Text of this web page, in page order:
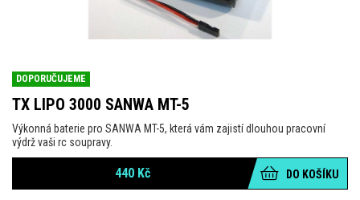
DOPORUČUJEME
TX LIPO 3000 SANWA MT-5
Výkonná baterie pro SANWA MT-5, která vám zajistí dlouhou pracovní
výdrž vaši rc soupravy.
440 Kč DO KOŠÍKU